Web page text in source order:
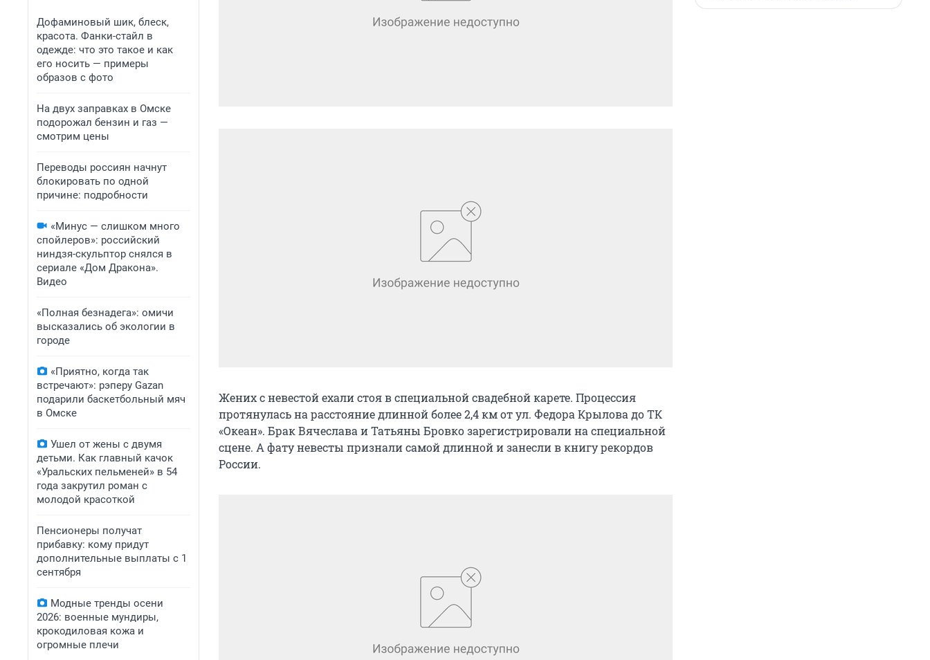
Дофаминовый шик, блеск,
красота. Фанки-стайл в
одежде: что это такое и как
его носить — примеры
образов с фото
На двух заправках в Омске
подорожал бензин и газ —
смотрим цены
Переводы россиян начнут
блокировать по одной
причине: подробности
«Минус — слишком много
спойлеров»: российский
ниндзя-скульптор снялся в
сериале «Дом Дракона».
Видео
«Полная безнадега»: омичи
высказались об экологии в
городе
«Приятно, когда так
встречают»: рэперу Gazan
подарили баскетбольный мяч
в Омске
Ушел от жены с двумя
детьми. Как главный качок
«Уральских пельменей» в 54
года закрутил роман с
молодой красоткой
Пенсионеры получат
прибавку: кому придут
дополнительные выплаты с 1
сентября
Модные тренды осени
2026: военные мундиры,
крокодиловая кожа и
огромные плечи
Жених с невестой ехали стоя в специальной свадебной карете. Процессия
протянулась на расстояние длинной более 2,4 км от ул. Федора Крылова до ТК
«Океан». Брак Вячеслава и Татьяны Бровко зарегистрировали на специальной
сцене. А фату невесты признали самой длинной и занесли в книгу рекордов
России.